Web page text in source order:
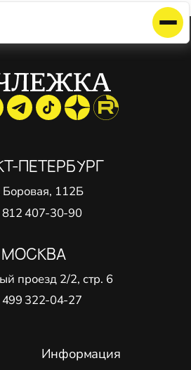
не найден!
Информация
ПЕТЕРБУРГ
Боровая, 112Б
812 407-30-90
МОСКВА
проезд 2/2, стр. 6
499 322-04-27